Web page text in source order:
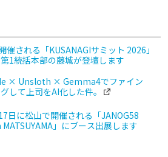
催される「KUSANAGIサミット 2026」
1統括本部の藤城が登壇します
× Unsloth × Gemma4でファイン
して上司をAI化した件。
日に松山で開催される「JANOG58
」にブース出展します